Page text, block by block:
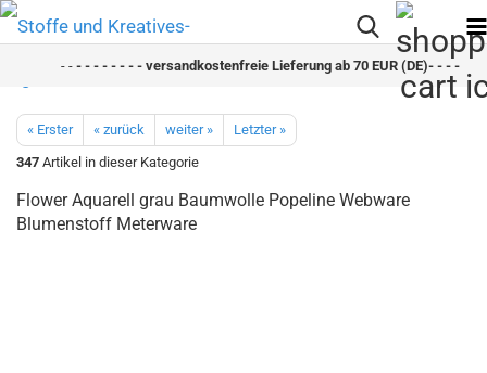
- -- - - - - - - - versandkostenfreie Lieferung ab 70 EUR (DE)- - - - - - -
« Erster « zurück weiter »
Letzter »
347 Artikel in dieser Kategorie
Flower Aquarell grau Baumwolle Popeline Webware
Blumenstoff Meterware